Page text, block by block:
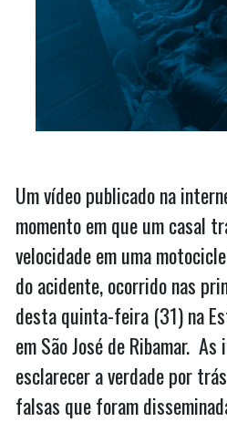
Um vídeo publicado na
momento em que um casal
velocidade em uma
do acidente, ocorrido nas
desta quinta-feira (31) na
em São José de Ribamar.
esclarecer a verdade por
falsas que foram